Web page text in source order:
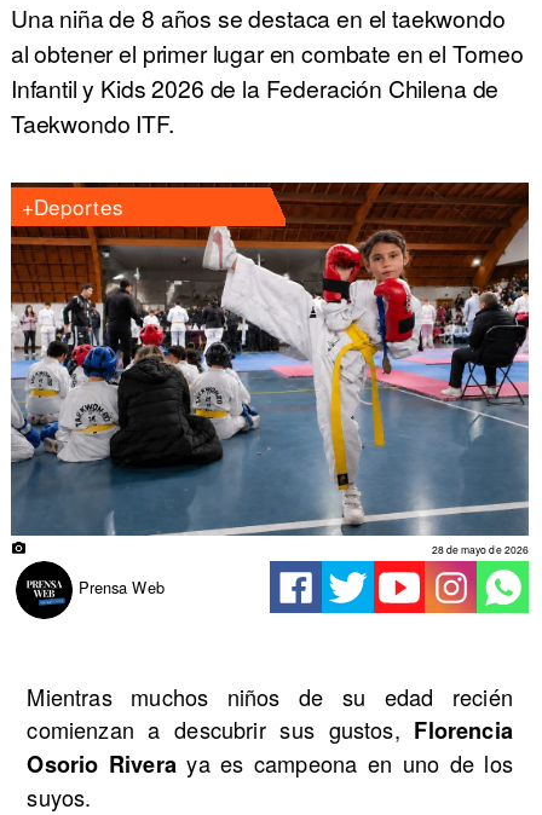
Una niña de 8 años se destaca en el taekwondo
al obtener el primer lugar en combate en el Torneo
Infantil y Kids 2026 de la Federación Chilena de
Taekwondo ITF.
+Deportes
Prensa Web
28 de mayo de 2026
Mientras muchos niños de su edad recién
comienzan a descubrir sus gustos, Florencia
Osorio Rivera ya es campeona en uno de los
suyos.